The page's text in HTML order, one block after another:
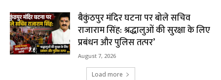
बैकुंठपुर मंदिर घटना पर बोले सचिव
राजाराम सिंह: श्रद्धालुओं की सुरक्षा के लिए
प्रबंधन और पुलिस तत्पर’
August 7, 2026
Load more